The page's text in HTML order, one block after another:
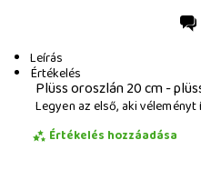
Leírás
Értékelés
Plüss oroszlán 20 cm -
Legyen az első, aki
Értékelés hozzáadása